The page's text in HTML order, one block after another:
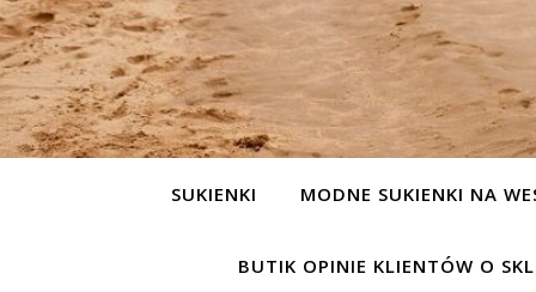
SUKIENKI MODNE SUKIENKI NA
BUTIK OPINIE KLIENTÓW O